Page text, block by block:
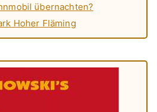
übernachten?
Hoher Fläming